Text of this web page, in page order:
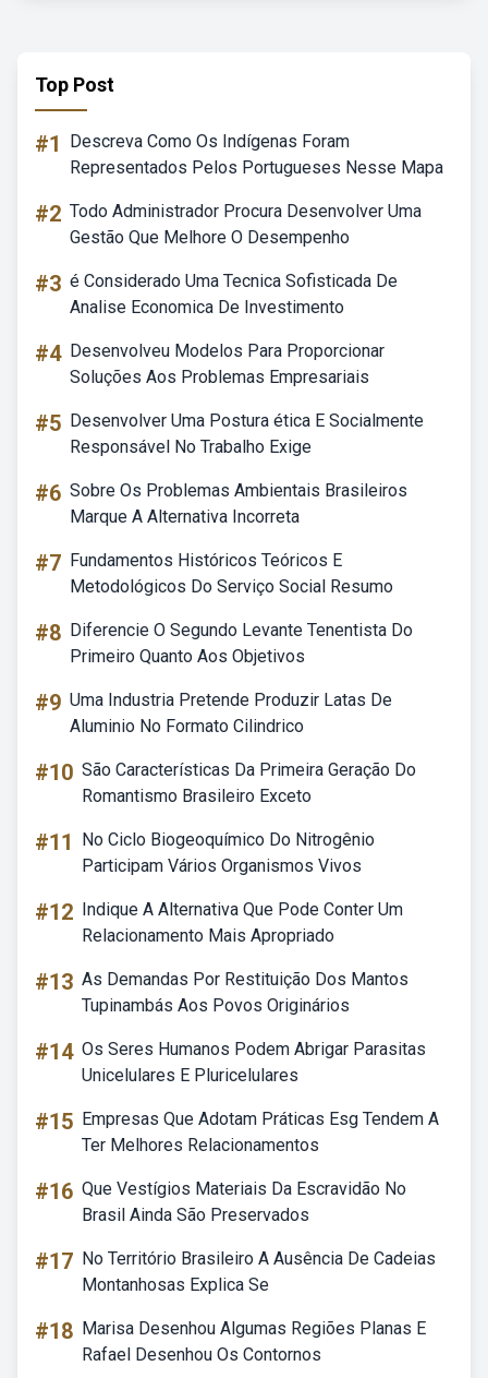
Top Post
#1
Descreva Como Os Indígenas Foram
Representados Pelos Portugueses Nesse Mapa
#2 Todo Administrador Procura Desenvolver Uma
Gestão Que Melhore O Desempenho
#3 é Considerado Uma Tecnica Sofisticada De
Analise Economica De Investimento
#4 Desenvolveu Modelos Para Proporcionar
Soluções Aos Problemas Empresariais
#5 Desenvolver Uma Postura ética E Socialmente
Responsável No Trabalho Exige
#6 Sobre Os Problemas Ambientais Brasileiros
Marque A Alternativa Incorreta
#7 Fundamentos Históricos Teóricos E
Metodológicos Do Serviço Social Resumo
#8 Diferencie O Segundo Levante Tenentista Do
Primeiro Quanto Aos Objetivos
#9 Uma Industria Pretende Produzir Latas De
Aluminio No Formato Cilindrico
#10 São Características Da Primeira Geração Do
Romantismo Brasileiro Exceto
#11
No Ciclo Biogeoquímico Do Nitrogênio
Participam Vários Organismos Vivos
#12 Indique A Alternativa Que Pode Conter Um
Relacionamento Mais Apropriado
#13 As Demandas Por Restituição Dos Mantos
Tupinambás Aos Povos Originários
#14 Os Seres Humanos Podem Abrigar Parasitas
Unicelulares E Pluricelulares
#15 Empresas Que Adotam Práticas Esg Tendem A
Ter Melhores Relacionamentos
#16 Que Vestígios Materiais Da Escravidão No
Brasil Ainda São Preservados
#17 No Território Brasileiro A Ausência De Cadeias
Montanhosas Explica Se
#18 Marisa Desenhou Algumas Regiões Planas E
Rafael Desenhou Os Contornos